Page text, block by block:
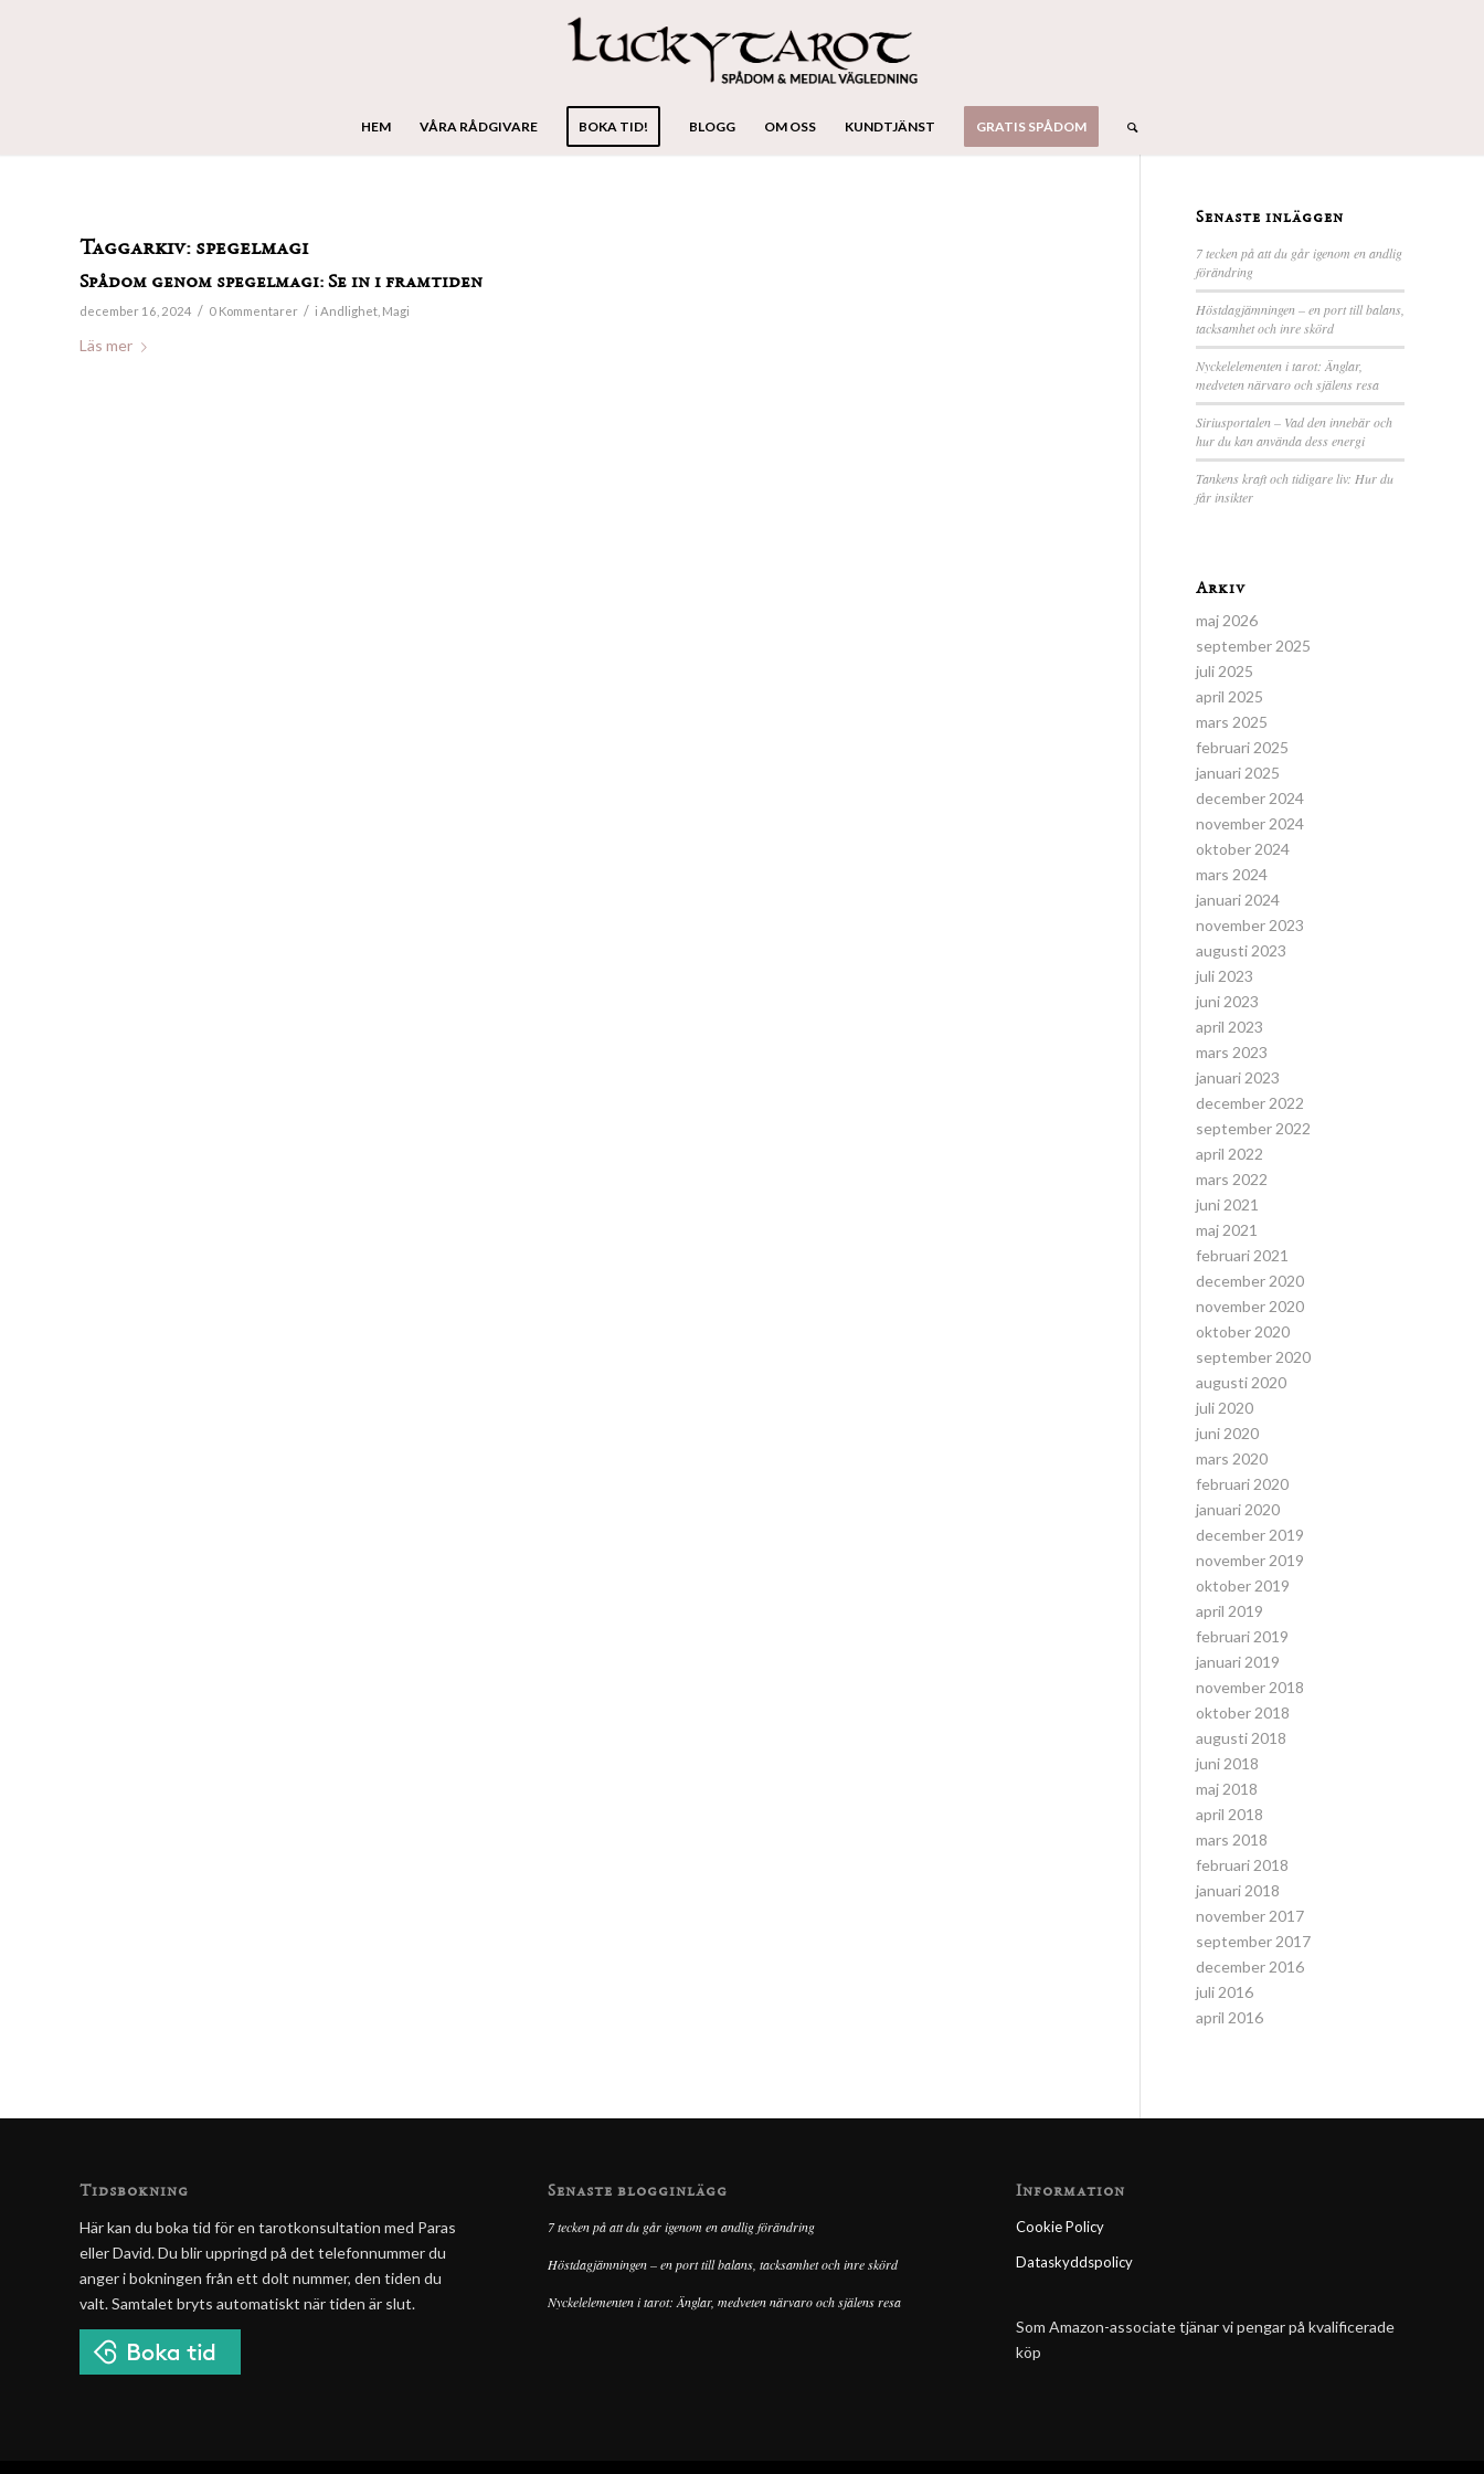
HEM VÅRA RÅDGIVARE BOKA TID! BLOGG OM OSS KUNDTJÄNST GRATIS SPÅDOM
Taggarkiv: spegelmagi
Spådom genom spegelmagi: Se in i framtiden
december 16, 2024 / 0 Kommentarer / i Andlighet Magi
Läs mer
Senaste inläggen
7 tecken på att du går igenom en andlig
förändring
Höstdagjämningen – en port till balans,
tacksamhet och inre skörd
Nyckelelementen i tarot: Änglar,
medveten närvaro och själens resa
Siriusportalen – Vad den innebär och
hur du kan använda dess energi
Tankens kraft och tidigare liv: Hur du
får insikter
Arkiv
maj 2026
september 2025
juli 2025
april 2025
mars 2025
februari 2025
januari 2025
december 2024
november 2024
oktober 2024
mars 2024
januari 2024
november 2023
augusti 2023
juli 2023
juni 2023
april 2023
mars 2023
januari 2023
december 2022
september 2022
april 2022
mars 2022
juni 2021
maj 2021
februari 2021
december 2020
november 2020
oktober 2020
september 2020
augusti 2020
juli 2020
juni 2020
mars 2020
februari 2020
januari 2020
december 2019
november 2019
oktober 2019
april 2019
februari 2019
januari 2019
november 2018
oktober 2018
augusti 2018
juni 2018
maj 2018
april 2018
mars 2018
februari 2018
januari 2018
november 2017
september 2017
december 2016
juli 2016
april 2016
Tidsbokning
Här kan du boka tid för en tarotkonsultation med Paras
eller David. Du blir uppringd på det telefonnummer du
anger i bokningen från ett dolt nummer, den tiden du
valt. Samtalet bryts automatiskt när tiden är slut.
Senaste blogginlägg
7 tecken på att du går igenom en andlig förändring
Höstdagjämningen – en port till balans, tacksamhet och inre skörd
Nyckelelementen i tarot: Änglar, medveten närvaro och själens resa
Information
Cookie Policy
Dataskyddspolicy
Som Amazon-associate tjänar vi pengar på kvalificerade
köp